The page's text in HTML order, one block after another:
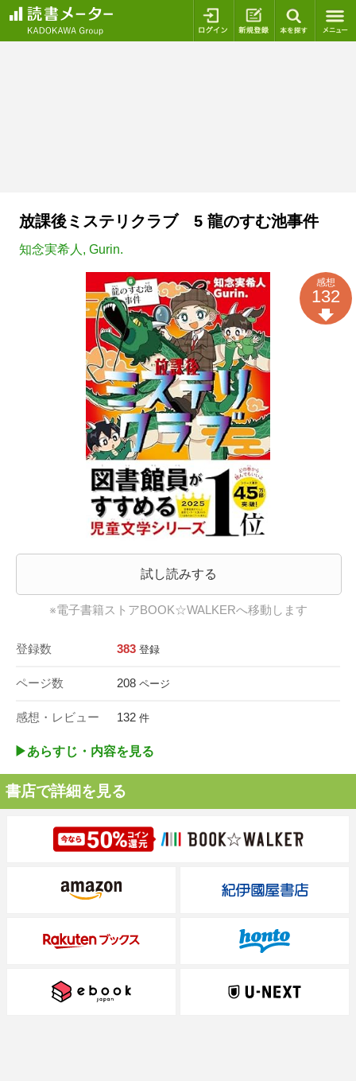
ログイン 新規登録
放課後ミステリクラブ 5 龍のすむ池事件
知念実希人 , Gurin.
試し読みする
※電子書籍ストアBOOK☆WALKERへ移動します
登録数 383 登録
ページ数 208 ページ
感想・レビュー 132 件
感想
132
▶︎あらすじ・内容を見る
書店で詳細を見る